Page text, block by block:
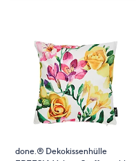
done.® Dekokissenhülle